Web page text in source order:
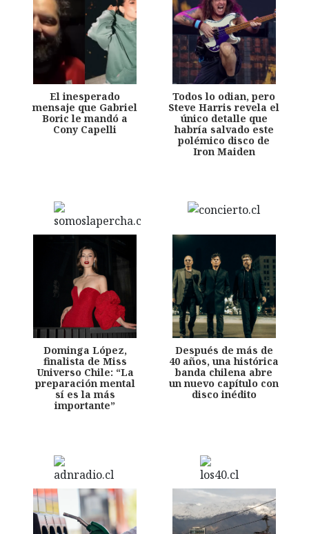
El inesperado
mensaje que Gabriel
Boric le mandó a
Cony Capelli
Todos lo odian, pero
Steve Harris revela el
único detalle que
habría salvado este
polémico disco de
Iron Maiden
Dominga López,
finalista de Miss
Universo Chile: “La
preparación mental
sí es la más
importante”
Después de más de
40 años, una histórica
banda chilena abre
un nuevo capítulo con
disco inédito